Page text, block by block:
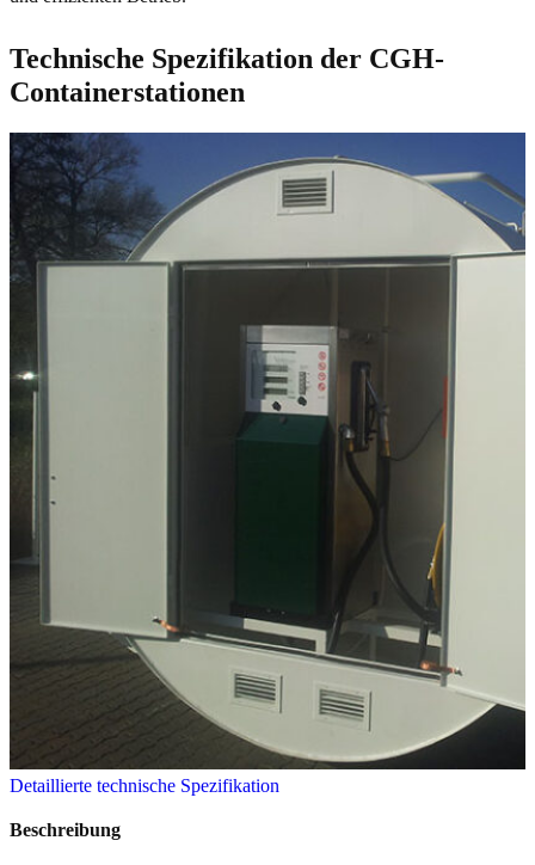
Technische Spezifikation der CGH-
Containerstationen
Detaillierte technische Spezifikation
Beschreibung